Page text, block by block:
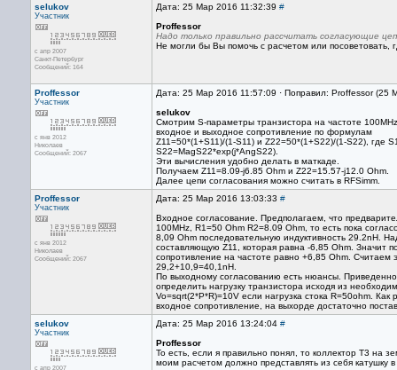
selukov
Участник
с апр 2007
Санкт-Петербург
Сообщений: 164
Дата: 25 Мар 2016 11:32:39 #
Proffessor
Надо только правильно рассчитать согласующие
Не могли бы Вы помочь с расчетом или посоветовать,
Proffessor
Участник
с янв 2012
Николаев
Сообщений: 2067
Дата: 25 Мар 2016 11:57:09 · Поправил: Proffessor (25
selukov
Смотрим S-параметры транзистора на частоте
входное и выходное сопротивление по формулам
Z11=50*(1+S11)/(1-S11) и Z22=50*(1+S22)/(1-S22), где
S22=MagS22*exp(j*AngS22).
Эти вычисления удобно делать в маткаде.
Получаем Z11=8.09-j6.85 Ohm и Z22=15.57-j12.0 Ohm.
Далее цепи согласования можно считать в RFSimm.
Proffessor
Участник
с янв 2012
Николаев
Сообщений: 2067
Дата: 25 Мар 2016 13:03:33 #
Входное согласование. Предполагаем, что
100MHz, R1=50 Ohm R2=8.09 Ohm, то есть пока
8,09 Ohm последовательную индуктивность 29.2nH.
составляющую Z11, которая равна -6,85 Ohm. Значит
сопротивление на частоте равно +6,85 Ohm.
29,2+10,9=40,1nH.
По выходному согласованию есть нюансы.
определить нагрузку транзистора исходя из
Vo=sqrt(2*P*R)=10V если нагрузка стока R=50ohm.
входное сопротивление, на выхорде достаточно
selukov
Участник
с апр 2007
Дата: 25 Мар 2016 13:24:04 #
Proffessor
То есть, если я правильно понял, то коллектор Т3 на
моим расчетом должно представлять из себя